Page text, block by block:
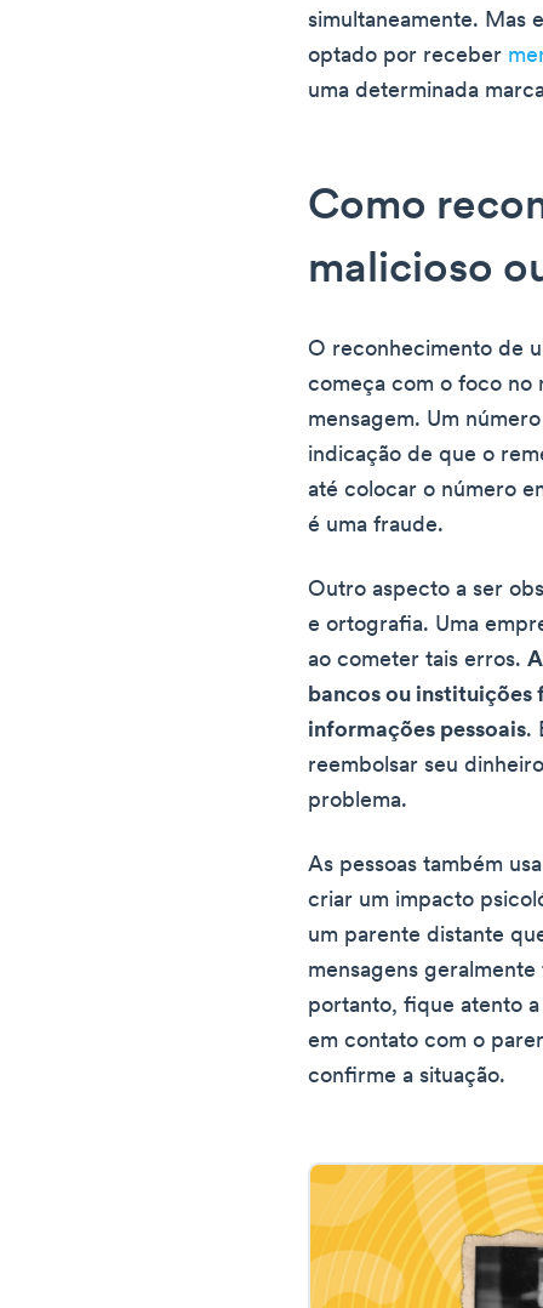
simultaneamente. Mas
optado por receber
uma determinada
Como
malicioso
O reconhecimento de
começa com o foco no
mensagem. Um
indicação de que o
até colocar o número
é uma fraude.
Outro aspecto a ser
e ortografia. Uma
ao cometer tais erros.
bancos ou
informações pessoais.
reembolsar seu
problema.
As pessoas também
criar um impacto
um parente distante
mensagens
portanto, fique atento
em contato com o
confirme a situação.